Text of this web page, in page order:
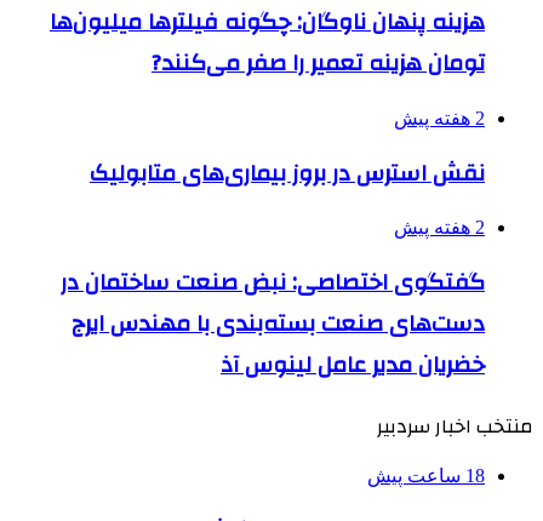
هزینه پنهان ناوگان: چگونه فیلترها میلیون‌ها
تومان هزینه تعمیر را صفر می‌کنند?
2 هفته پیش
نقش استرس در بروز بیماری‌های متابولیک
2 هفته پیش
گفتگوی اختصاصی: نبض صنعت ساختمان در
دست‌های صنعت بسته‌بندی با مهندس ایرج
خضریان مدیر عامل لینوس آذ
منتخب اخبار سردبیر
18 ساعت پیش